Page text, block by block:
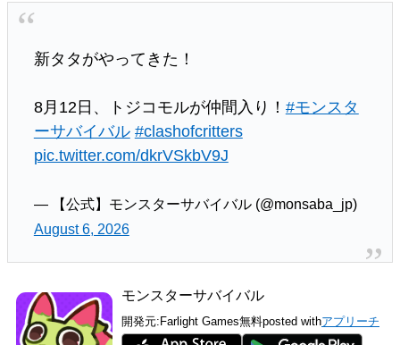
新タタがやってきた！
8月12日、トジコモルが仲間入り！ #モンスタ
ーサバイバル #clashofcritters
pic.twitter.com/dkrVSkbV9J
— 【公式】モンスターサバイバル (@monsaba_jp)
August 6, 2026
モンスターサバイバル
開発元:Farlight Games無料posted withアプリーチ